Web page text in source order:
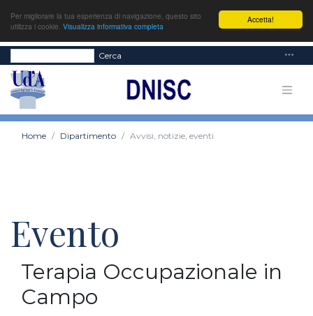
Accetta!
Per migliorare la tua esperienza di navigazione, questo sito
utilizza i cookie. Visualizza informativa completa
Cerca
Home Dipartimento Avvisi, notizie, eventi
Evento
Terapia Occupazionale in
Campo